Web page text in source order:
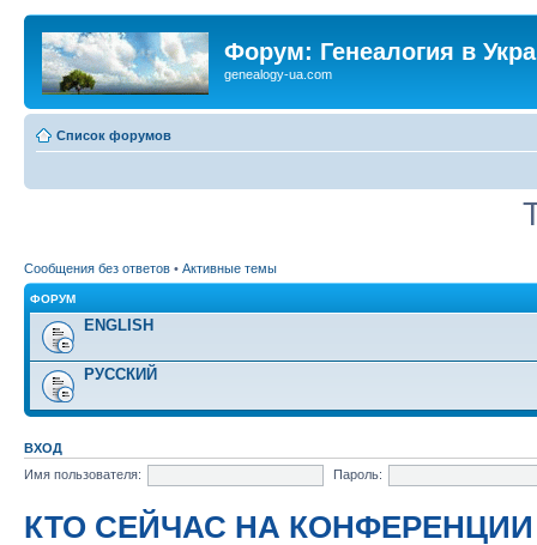
Форум: Генеалогия в
genealogy-ua.com
Список форумов
Сообщения без ответов • Активные темы
ФОРУМ
ENGLISH
РУССКИЙ
ВХОД
Имя пользователя:
Пароль:
КТО СЕЙЧАС НА КОНФЕРЕНЦИИ